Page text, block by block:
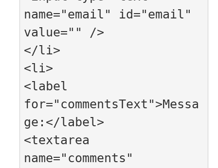
name="email" id="email"
value="" />
</li>
<li>
<label
for="commentsText">Messa
ge:</label>
<textarea
name="comments"